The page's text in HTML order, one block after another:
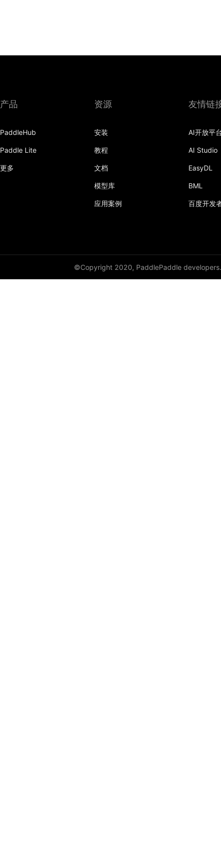
产品
PaddleHub
Paddle Lite
更多
资源
安装
教程
文档
模型库
应用案例
友情链
AI开放平
AI Studio
EasyDL
BML
百度开发
©Copyright 2020, PaddlePaddle developers.